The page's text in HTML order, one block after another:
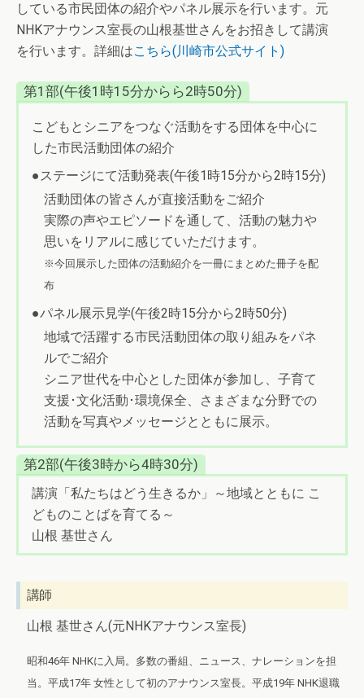
している市民団体の紹介やパネル展示を行います。元
NHKアナウンス室長の山根基世さんをお招きして講演
を行います。詳細はこちら(川崎市公式サイト)
第1部(午後1時15分からら2時50分)
こどもとシニアをつなぐ活動をする団体を中心に
した市民活動団体の紹介
●ステージにて活動発表(午後1時15分から2時15分)
活動団体の皆さんが直接活動をご紹介
実際の声やエピソードを通して、活動の魅力や
思いをリアルに感じていただけます。
※今回展示した団体の活動紹介を一冊にまとめた冊子を配
布
●パネル展示見学(午後2時15分から2時50分)
地域で活躍する市民活動団体の取り組みをパネ
ルでご紹介
シニア世代を中心とした団体が参加し、子育て
支援･文化活動･環境保全、さまざまな分野での
活動を写真やメッセージとともに展示。
第2部(午後3時から4時30分)
講演「私たちはどう生きるか」～地域とともに こ
どものことばを育てる～
山根 基世さん
講師
山根 基世さん(元NHKアナウンス室長)
昭和46年 NHKに入局。多数の番組、ニュース、ナレーションを担
当。平成17年 女性として初のアナウンス室長。平成19年 NHK退職